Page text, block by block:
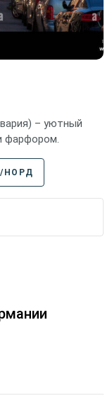
– уютный
фарфором.
НОРД